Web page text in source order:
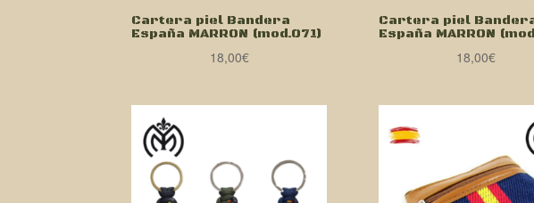
Cartera piel Bandera
España MARRON (mod.071)
18,00€
Cartera piel
España MARRON
18,00€